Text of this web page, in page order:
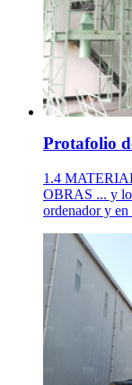
Protafolio
1.4
OBRAS ... y
ordenador y en